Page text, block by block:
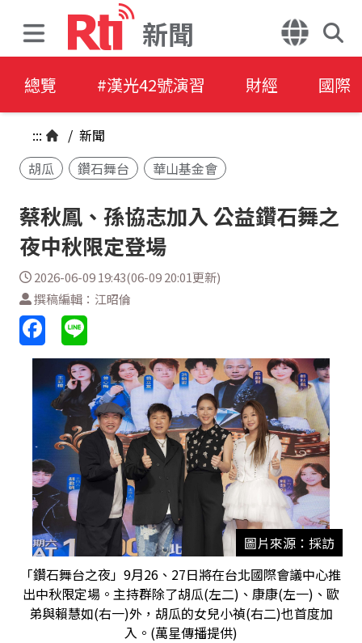
新聞
總覽 #漢光42號演習 財經 國際
::: / 新聞
胡瓜
鑽石舞台 華山基金會
蔡秋鳳、孫協志加入 公益鑽石舞之
夜中秋限定登場
2026-06-09 19:43(06-09 20:01更新)
撰稿編輯：江昭倫
圖片來源：採訪
「鑽石舞台之夜」9月26、27日將在台北國際會議中心推
出中秋限定場。主持群除了胡瓜(左二)、康康(左一)、歐
弟與賴慧如(右一)外，胡瓜的女兒小禎(右二)也首度加
入。(萬星傳播提供)